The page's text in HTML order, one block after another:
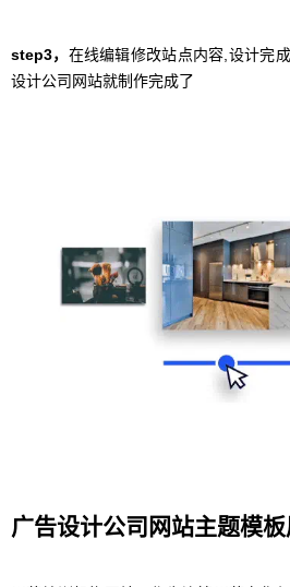
step3， 在线编辑修改站点内容,设计完
设计公司网站就制作完成了
广告设计公司网站主题模